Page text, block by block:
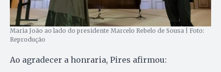
Maria João ao lado do presidente Marcelo Rebelo de Sousa | Foto:
Reprodução
Ao agradecer a honraria, Pires afirmou: